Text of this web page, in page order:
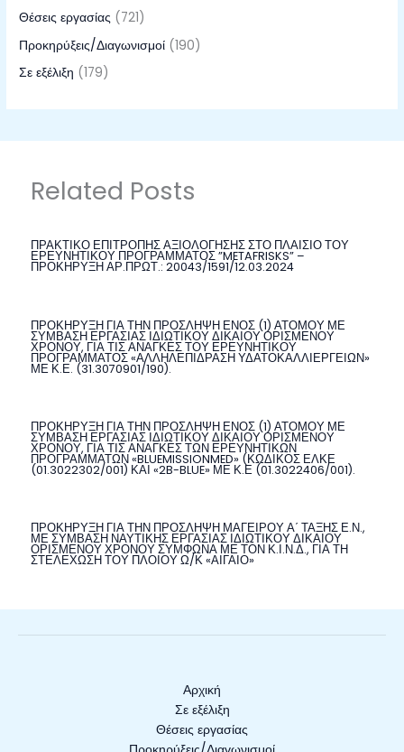
Θέσεις εργασίας (721)
Προκηρύξεις/Διαγωνισμοί (190)
Σε εξέλιξη (179)
Related Posts
ΠΡΑΚΤΙΚΟ ΕΠΙΤΡΟΠΗΣ ΑΞΙΟΛΟΓΗΣΗΣ ΣΤΟ ΠΛΑΙΣΙΟ ΤΟΥ
ΕΡΕΥΝΗΤΙΚΟΥ ΠΡΟΓΡΑΜΜΑΤΟΣ ”METAFRISKS” –
ΠΡΟΚΗΡΥΞΗ ΑΡ.ΠΡΩΤ.: 20043/1591/12.03.2024
ΠΡΟΚΗΡΥΞΗ ΓΙΑ ΤΗΝ ΠΡΟΣΛΗΨΗ ΕΝΟΣ (1) ΑΤΟΜΟΥ ΜΕ
ΣΥΜΒΑΣΗ ΕΡΓΑΣΙΑΣ ΙΔΙΩΤΙΚΟΥ ΔΙΚΑΙΟΥ ΟΡΙΣΜΕΝΟΥ
ΧΡΟΝΟΥ, ΓΙΑ ΤΙΣ ΑΝΑΓΚΕΣ ΤΟΥ ΕΡΕΥΝΗΤΙΚΟΥ
ΠΡΟΓΡΑΜΜΑΤΟΣ «ΑΛΛΗΛΕΠΙΔΡΑΣΗ ΥΔΑΤΟΚΑΛΛΙΕΡΓΕΙΩΝ»
ΜΕ Κ.Ε. (31.3070901/190).
ΠΡΟΚΗΡΥΞΗ ΓΙΑ ΤΗΝ ΠΡΟΣΛΗΨΗ ΕΝΟΣ (1) ΑΤΟΜΟΥ ΜΕ
ΣΥΜΒΑΣΗ ΕΡΓΑΣΙΑΣ ΙΔΙΩΤΙΚΟΥ ΔΙΚΑΙΟΥ ΟΡΙΣΜΕΝΟΥ
ΧΡΟΝΟΥ, ΓΙΑ ΤΙΣ ΑΝΑΓΚΕΣ ΤΩΝ ΕΡΕΥΝΗΤΙΚΩΝ
ΠΡΟΓΡΑΜΜΑΤΩΝ «BLUEMISSIONMED» (ΚΩΔΙΚΟΣ ΕΛΚΕ
(01.3022302/001) ΚΑΙ «2B-BLUE» ΜΕ Κ.Ε (01.3022406/001).
ΠΡΟΚΗΡΥΞΗ ΓΙΑ ΤΗΝ ΠΡΟΣΛΗΨΗ ΜΑΓΕΙΡΟΥ Α΄ ΤΑΞΗΣ Ε.Ν.,
ΜΕ ΣΥΜΒΑΣΗ ΝΑΥΤΙΚΗΣ ΕΡΓΑΣΙΑΣ ΙΔΙΩΤΙΚΟΥ ΔΙΚΑΙΟΥ
ΟΡΙΣΜΕΝΟΥ ΧΡΟΝΟΥ ΣΥΜΦΩΝΑ ΜΕ ΤΟΝ Κ.Ι.Ν.Δ., ΓΙΑ ΤΗ
ΣΤΕΛΕΧΩΣΗ ΤΟΥ ΠΛΟΙΟΥ Ω/Κ «ΑΙΓΑΙΟ»
Αρχική
Σε εξέλιξη
Θέσεις εργασίας